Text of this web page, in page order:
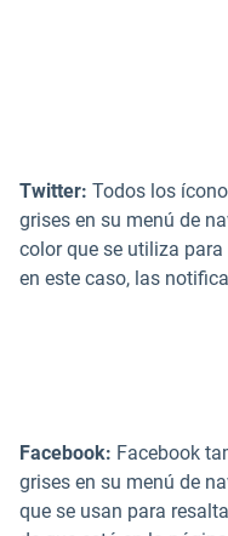
Twitter: Todos los
grises en su menú de
color que se utiliza
en este caso, las
Facebook: Facebook
grises en su menú de
que se usan para